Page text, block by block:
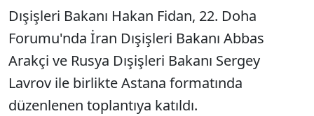
Dışişleri Bakanı Hakan Fidan, 22. Doha
Forumu'nda İran Dışişleri Bakanı Abbas
Arakçi ve Rusya Dışişleri Bakanı Sergey
Lavrov ile birlikte Astana formatında
düzenlenen toplantıya katıldı.